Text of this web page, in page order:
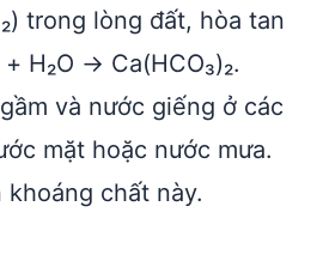
trong lòng đất, hòa tan
H₂O → Ca(HCO₃)₂.
và nước giếng ở các
mặt hoặc nước mưa.
chất này.